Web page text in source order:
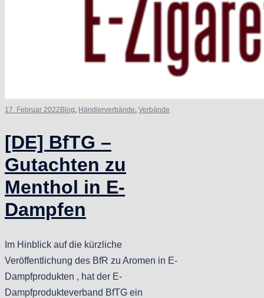
17. Februar 2022Blog, Händlerverbände, Verbände
[DE] BfTG –
Gutachten zu
Menthol in E-
Dampfen
Im Hinblick auf die kürzliche
Veröffentlichung des BfR zu Aromen in E-
Dampfprodukten , hat der E-
Dampfprodukteverband BfTG ein